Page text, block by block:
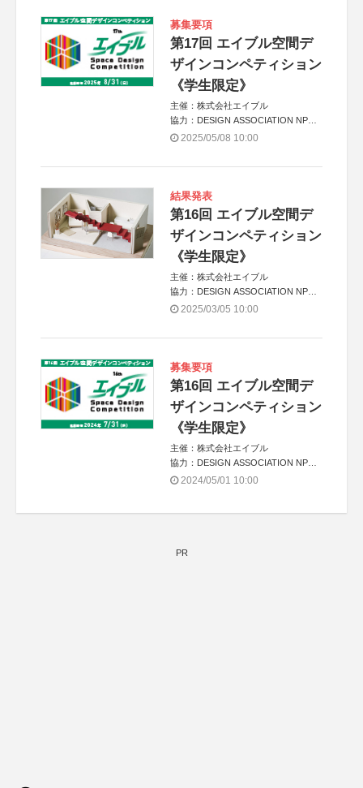
募集要項
第17回 エイブル空間デ
ザインコンペティション
《学生限定》
主催：株式会社エイブル
協力：DESIGN ASSOCIATION NPO
運営：TOKYO COMPANY株式会社
2025/05/08 10:00
結果発表
第16回 エイブル空間デ
ザインコンペティション
《学生限定》
主催：株式会社エイブル
協力：DESIGN ASSOCIATION NPO
運営：TOKYO COMPANY株式会社
2025/03/05 10:00
募集要項
第16回 エイブル空間デ
ザインコンペティション
《学生限定》
主催：株式会社エイブル
協力：DESIGN ASSOCIATION NPO
運営：TOKYO COMPANY株式会社
2024/05/01 10:00
PR